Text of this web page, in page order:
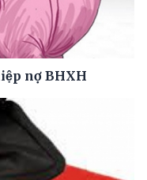
nợ BHXH